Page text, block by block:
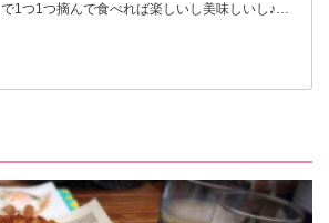
で1つ1つ摘んで食べれば楽しいし美味しいし♪見